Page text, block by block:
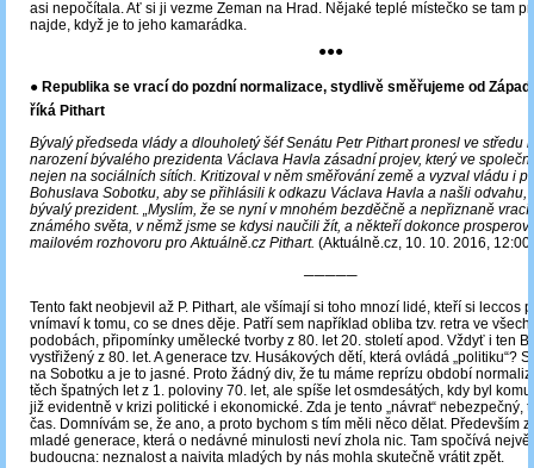
asi nepočítala. Ať si ji vezme Zeman na Hrad. Nějaké teplé místečko se tam
najde, když je to jeho kamarádka.
●●●
● Republika se vrací do pozdní normalizace, stydlivě směřujeme od
říká Pithart
Bývalý předseda vlády a dlouholetý šéf Senátu Petr Pithart pronesl ve středu
narození bývalého prezidenta Václava Havla zásadní projev, který ve
nejen na sociálních sítích. Kritizoval v něm směřování země a vyzval vládu i
Bohuslava Sobotku, aby se přihlásili k odkazu Václava Havla a našli odvahu,
bývalý prezident. „Myslím, že se nyní v mnohém bezděčně a nepřiznaně
známého světa, v němž jsme se kdysi naučili žít, a někteří dokonce
mailovém rozhovoru pro Aktuálně.cz Pithart. (Aktuálně.cz, 10. 10. 2016, 12:00)
─────
Tento fakt neobjevil až P. Pithart, ale všímají si toho mnozí lidé, kteří si leccos
vnímaví k tomu, co se dnes děje. Patří sem například obliba tzv. retra ve
podobách, připomínky umělecké tvorby z 80. let 20. století apod. Vždyť i ten
vystřižený z 80. let. A generace tzv. Husákových dětí, která ovládá „politiku“?
na Sobotku a je to jasné. Proto žádný div, že tu máme reprízu období
těch špatných let z 1. poloviny 70. let, ale spíše let osmdesátých, kdy byl
již evidentně v krizi politické i ekonomické. Zda je tento „návrat“ nebezpečný,
čas. Domnívám se, že ano, a proto bychom s tím měli něco dělat. Především
mladé generace, která o nedávné minulosti neví zhola nic. Tam spočívá
budoucna: neznalost a naivita mladých by nás mohla skutečně vrátit zpět.